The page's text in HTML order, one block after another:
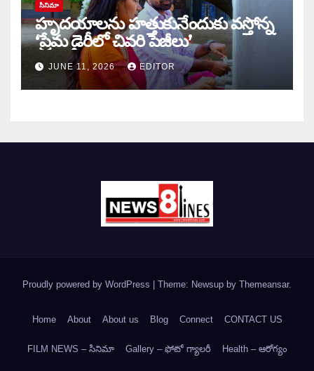
సినిమా
హృదయాలను హత్తుకునేందుకు వస్తోన్న
‘ప్రేమ డైరీలో చివరి పేజీలు’
JUNE 11, 2026 EDITOR
Proudly powered by WordPress Theme: Newsup by Themeansar.
Home About About us Blog Connect CONTACT US
FILM NEWS – సినిమా Gallery – ఫోటో గ్యాలరీ Health – ఆరోగ్యం